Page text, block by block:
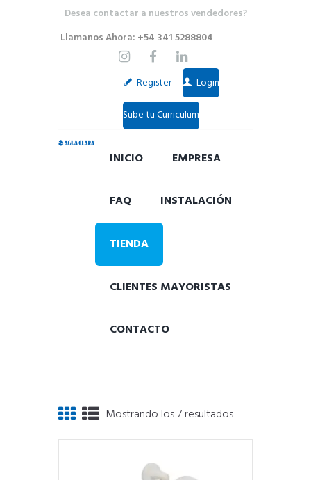
Desea contactar a nuestros vendedores?
Llamanos Ahora: +54 341 5288804
Register Login
Sube tu Curriculum
INICIO EMPRESA
FAQ INSTALACIÓN
TIENDA
CLIENTES MAYORISTAS
CONTACTO
Mostrando los 7 resultados